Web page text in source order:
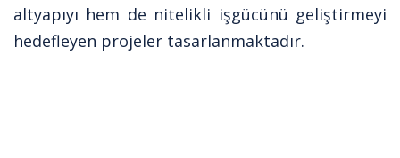
altyapıyı hem de nitelikli işgücünü geliştirmeyi
hedefleyen projeler tasarlanmaktadır.